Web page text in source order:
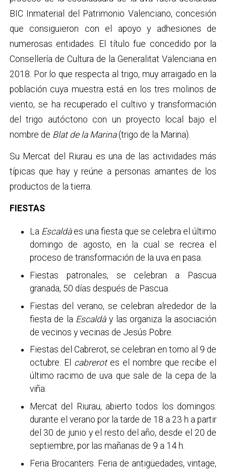
BIC Inmaterial del Patrimonio Valenciano, concesión
que consiguieron con el apoyo y adhesiones de
numerosas entidades. El título fue concedido por la
Consellería de Cultura de la Generalitat Valenciana en
2018. Por lo que respecta al trigo, muy arraigado en la
población cuya muestra está en los tres molinos de
viento, se ha recuperado el cultivo y transformación
del trigo autóctono con un proyecto local bajo el
nombre de Blat de la Marina(trigo de la Marina).
Su Mercat del Riurau es una de las actividades más
típicas que hay y reúne a personas amantes de los
productos de la tierra.
FIESTAS
La Escaldàes una fiesta que se celebra el último
domingo de agosto, en la cual se recrea el
proceso de transformación de la uva en pasa.
Fiestas patronales, se celebran a Pascua
granada, 50 días después de Pascua.
Fiestas del verano, se celebran alrededor de la
fiesta de la Escaldày las organiza la asociación
de vecinos y vecinas de Jesús Pobre.
Fiestas del Cabrerot, se celebran en torno al 9 de
octubre. El cabrerotes el nombre que recibe el
último racimo de uva que sale de la cepa de la
viña.
Mercat del Riurau, abierto todos los domingos:
durante el verano por la tarde de 18 a 23 h a partir
del 30 de junio y el resto del año, desde el 20 de
septiembre, por las mañanas de 9 a 14 h.
Feria Brocanters. Feria de antigüedades, vintage,